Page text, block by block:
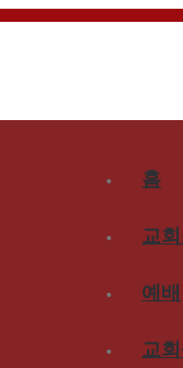
홈
교
예배
교